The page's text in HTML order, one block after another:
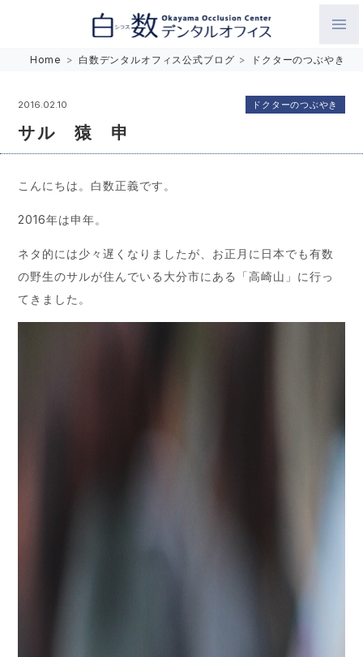
Home > 白数デンタルオフィス公式ブログ > ドクターのつぶやき
2016.02.10
サル 猿 申
ドクターのつぶやき
こんにちは。白数正義です。
2016年は申年。
ネタ的には少々遅くなりましたが、お正月に日本でも有数
の野生のサルが住んでいる大分市にある「高崎山」に行っ
てきました。